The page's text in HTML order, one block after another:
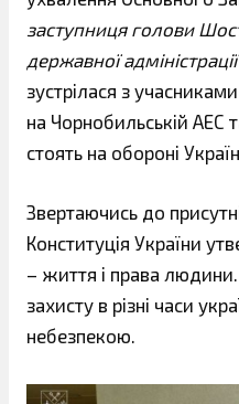
заступниця голови
державної адміністрації
зустрілася з учасниками
на Чорнобильській АЕС
стоять на обороні
Звертаючись до
Конституція України
– життя і права
захисту в різні часи
небезпекою.